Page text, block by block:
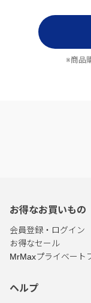
※商品
お得なお買いもの
会員登録・ログイン
お得なセール
MrMaxプライベート
ヘルプ